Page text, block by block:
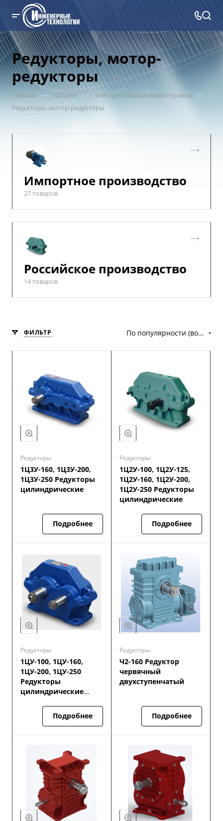
Редукторы, мотор-
редукторы
41
Главная — Каталог — Электро-механический привод —
Редукторы, мотор-редукторы
Импортное производство
27 товаров
Российское производство
14 товаров
ФИЛЬТР По популярности (возрастание)
Редукторы
1Ц3У-160, 1Ц3У-200,
1Ц3У-250 Редукторы
цилиндрические
Подробнее
Редукторы
1Ц2У-100, 1Ц2У-125,
1Ц2У-160, 1Ц2У-200,
1Ц2У-250 Редукторы
цилиндрические
Подробнее
Редукторы
1ЦУ-100, 1ЦУ-160,
1ЦУ-200, 1ЦУ-250
Редукторы
цилиндрические
Подробнее
Редукторы
Ч2-160 Редуктор
червячный
двухступенчатый
Подробнее